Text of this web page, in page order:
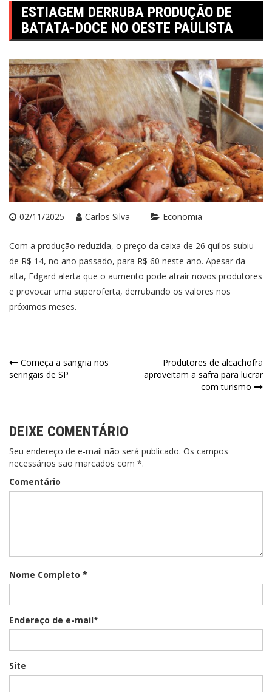
ESTIAGEM DERRUBA PRODUÇÃO DE
BATATA-DOCE NO OESTE PAULISTA
02/11/2025 Carlos Silva Economia
Com a produção reduzida, o preço da caixa de 26 quilos subiu
de R$ 14, no ano passado, para R$ 60 neste ano. Apesar da
alta, Edgard alerta que o aumento pode atrair novos produtores
e provocar uma superoferta, derrubando os valores nos
próximos meses.
Navegação
Começa a sangria nos
seringais de SP
Produtores de alcachofra
aproveitam a safra para lucrar
com turismo
DEIXE COMENTÁRIO
Seu endereço de e-mail não será publicado. Os campos
necessários são marcados com *.
Comentário
Nome Completo *
Endereço de e-mail*
Site